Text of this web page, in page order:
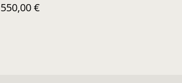
550,00 €